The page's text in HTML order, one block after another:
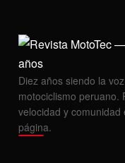
Diez años siendo la
motociclismo peruano.
velocidad y comunidad
página.